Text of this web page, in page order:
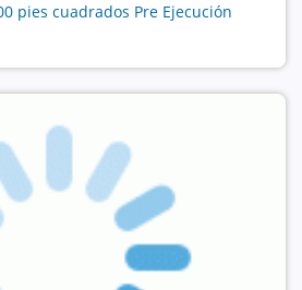
pies cuadrados Pre Ejecución